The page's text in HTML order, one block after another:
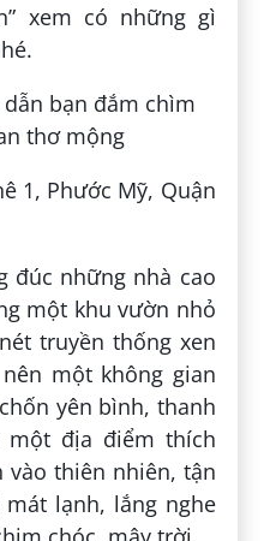
xem có những gì
1, Phước Mỹ, Quận
đúc những nhà cao
một khu vườn nhỏ
truyền thống xen
một không gian
yên bình, thanh
địa điểm thích
thiên nhiên, tận
lạnh, lắng nghe